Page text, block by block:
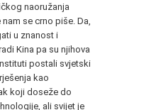
naoružanja
se crno piše. Da,
u znanost i
Kina pa su njihova
postali svjetski
kao
koji doseže do
ali svijet je